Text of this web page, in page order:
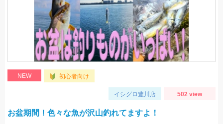
NEW 初心者向け
イシグロ豊川店 502 view
お盆期間！色々な魚が沢山釣れてますよ！